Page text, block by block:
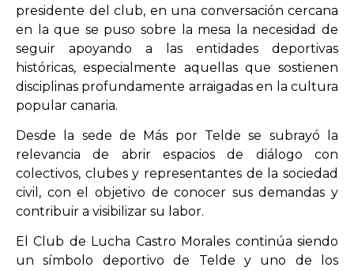
presidente del club, en una conversación cercana
en la que se puso sobre la mesa la necesidad de
seguir apoyando a las entidades deportivas
históricas, especialmente aquellas que sostienen
disciplinas profundamente arraigadas en la cultura
popular canaria.
Desde la sede de Más por Telde se subrayó la
relevancia de abrir espacios de diálogo con
colectivos, clubes y representantes de la sociedad
civil, con el objetivo de conocer sus demandas y
contribuir a visibilizar su labor.
El Club de Lucha Castro Morales continúa siendo
un símbolo deportivo de Telde y uno de los